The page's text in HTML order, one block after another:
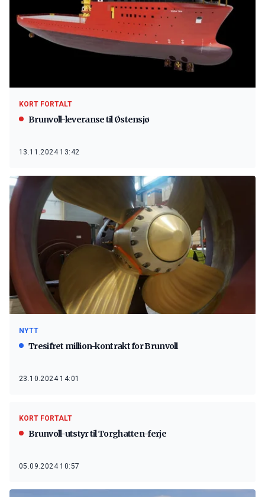
KORT FORTALT
Brunvoll-leveranse til Østensjø
13.11.2024 13:42
NYTT
Tresifret million-kontrakt for Brunvoll
23.10.2024 14:01
KORT FORTALT
Brunvoll-utstyr til Torghatten-ferje
05.09.2024 10:57